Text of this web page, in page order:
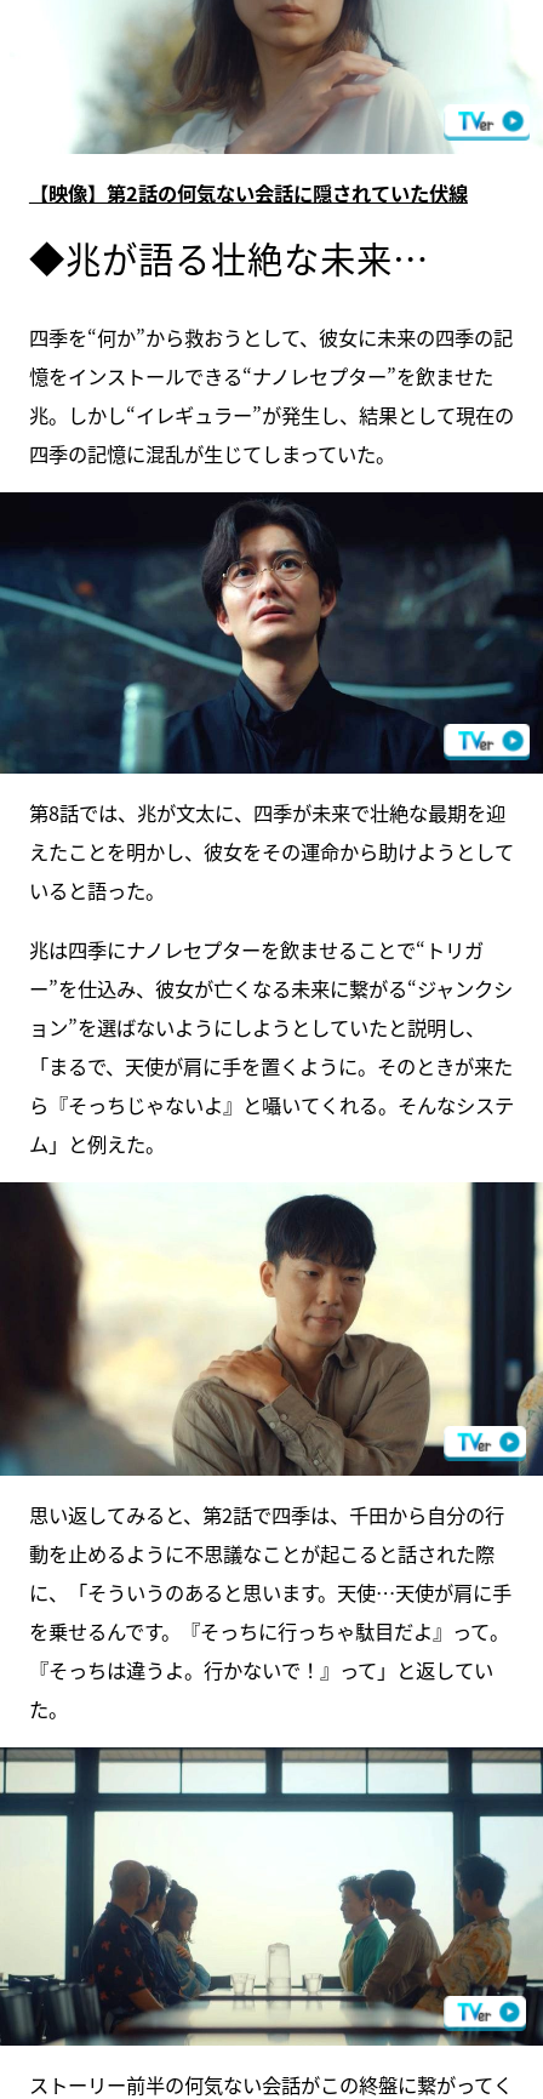
【映像】第2話の何気ない会話に隠されていた伏線
◆兆が語る壮絶な未来…
四季を“何か”から救おうとして、彼女に未来の四季の記
憶をインストールできる“ナノレセプター”を飲ませた
兆。しかし“イレギュラー”が発生し、結果として現在の
四季の記憶に混乱が生じてしまっていた。
第8話では、兆が文太に、四季が未来で壮絶な最期を迎
えたことを明かし、彼女をその運命から助けようとして
いると語った。
兆は四季にナノレセプターを飲ませることで“トリガ
ー”を仕込み、彼女が亡くなる未来に繋がる“ジャンクシ
ョン”を選ばないようにしようとしていたと説明し、
「まるで、天使が肩に手を置くように。そのときが来た
ら『そっちじゃないよ』と囁いてくれる。そんなシステ
ム」と例えた。
思い返してみると、第2話で四季は、千田から自分の行
動を止めるように不思議なことが起こると話された際
に、「そういうのあると思います。天使…天使が肩に手
を乗せるんです。『そっちに行っちゃ駄目だよ』って。
『そっちは違うよ。行かないで！』って」と返してい
た。
ストーリー前半の何気ない会話がこの終盤に繋がってく